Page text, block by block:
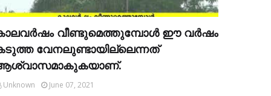
വീണ്ടുമെത്തുമ്പോള്‍ ഈ വര്‍ഷം
വേനലുണ്ടായില്ലെന്നത്
Unknown
June 07, 2021